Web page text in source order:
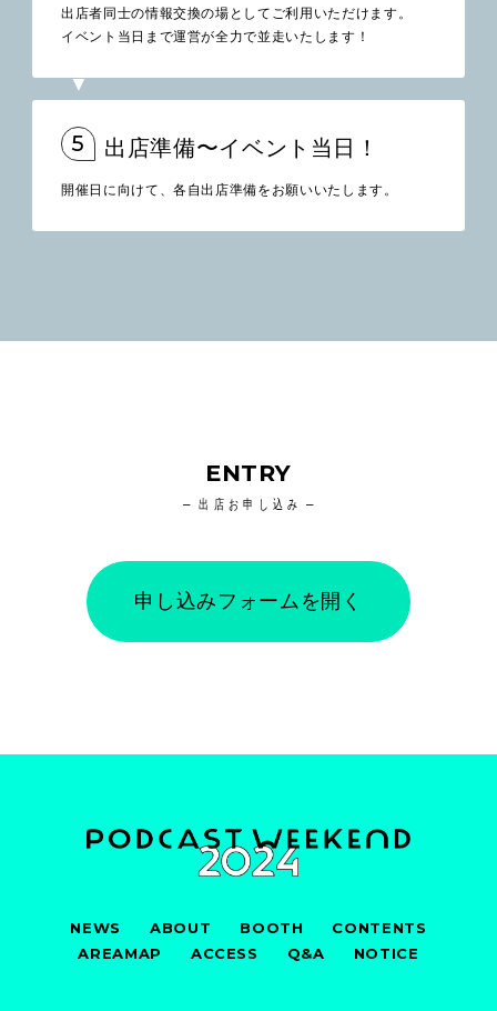
出店者同士の情報交換の場としてご利用いただけます。
イベント当日まで運営が全力で並走いたします！
5 出店準備〜イベント当日！
開催日に向けて、各自出店準備をお願いいたします。
ENTRY
出店お申し込み
申し込みフォームを開く
NEWS ABOUT BOOTH
CONTENTS
AREAMAP
ACCESS Q&A NOTICE